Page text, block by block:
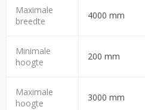
Maximale
breedte
4000 mm
Minimale
hoogte
200 mm
Maximale
hoogte
3000 mm